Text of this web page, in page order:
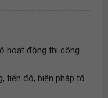
hoạt động thi công
tiến độ, biện pháp tổ